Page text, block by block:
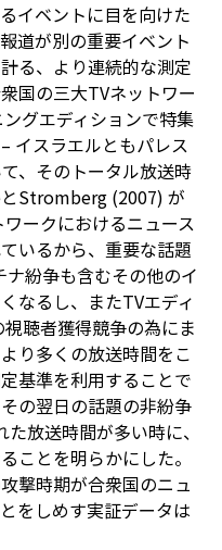
イベントに目を向けた
道が別の重要イベント
る、より連続的な測定
国の三大TVネットワー
グエディションで特集
イスラエルともパレス
、そのトータル放送時
Stromberg (2007) が
ークにおけるニュース
いるから、重要な話題
紛争も含むその他のイ
なるし、またTVエディ
聴者獲得競争の為にま
り多くの放送時間をこ
基準を利用することで
の翌日の話題の非紛争
放送時間が多い時に、
ことを明らかにした。
撃時期が合衆国のニュ
をしめす実証データは